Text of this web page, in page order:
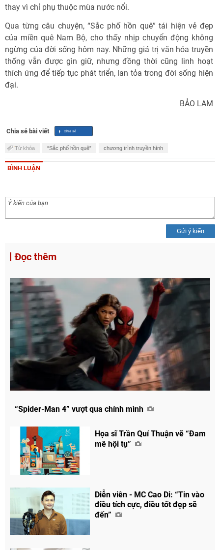
thay vì chỉ phụ thuộc mùa nước nổi.
Qua từng câu chuyện, “Sắc phố hồn quê” tái hiện vẻ đẹp
của miền quê Nam Bộ, cho thấy nhịp chuyển động không
ngừng của đời sống hôm nay. Những giá trị văn hóa truyền
thống vẫn được gìn giữ, nhưng đồng thời cũng linh hoạt
thích ứng để tiếp tục phát triển, lan tỏa trong đời sống hiện
đại.
BẢO LAM
Chia sẻ bài viết
Từ khóa “Sắc phố hồn quê” chương trình truyền hình
BÌNH LUẬN
Gửi ý kiến
Đọc thêm
“Spider-Man 4” vượt qua chính mình
Họa sĩ Trần Quí Thuận vẽ “Đam
mê hội tụ”
Diễn viên - MC Cao Di: “Tin vào
điều tích cực, điều tốt đẹp sẽ
đến”